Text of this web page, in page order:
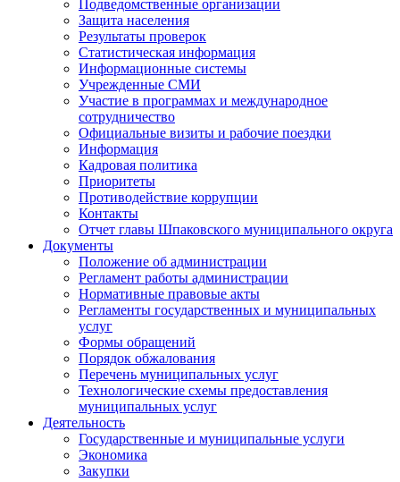
Подведомственные организации
Защита населения
Результаты проверок
Статистическая информация
Информационные системы
Учрежденные СМИ
Участие в программах и международное
сотрудничество
Официальные визиты и рабочие поездки
Информация
Кадровая политика
Приоритеты
Противодействие коррупции
Контакты
Отчет главы Шпаковского муниципального округа
Документы
Положение об администрации
Регламент работы администрации
Нормативные правовые акты
Регламенты государственных и муниципальных
услуг
Формы обращений
Порядок обжалования
Перечень муниципальных услуг
Технологические схемы предоставления
муниципальных услуг
Деятельность
Государственные и муниципальные услуги
Экономика
Закупки